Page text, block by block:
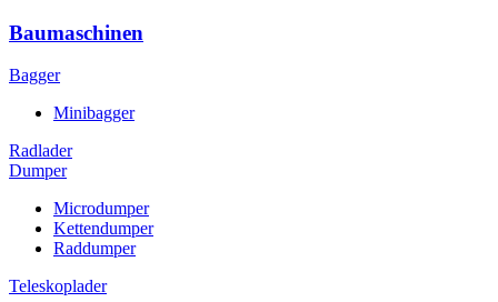
Baumaschinen
Bagger
Minibagger
Radlader
Dumper
Microdumper
Kettendumper
Raddumper
Teleskoplader